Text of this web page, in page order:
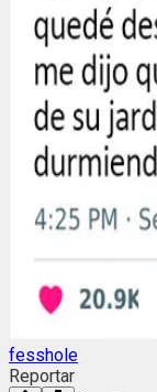
fesshole
Reportar